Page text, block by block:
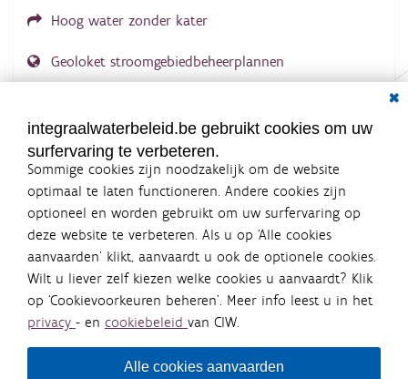
Hoog water zonder kater
Geoloket stroomgebiedbeheerplannen
LOGIN VEREIST
integraalwaterbeleid.be gebruikt cookies om uw
surfervaring te verbeteren.
Sommige cookies zijn noodzakelijk om de website
optimaal te laten functioneren. Andere cookies zijn
optioneel en worden gebruikt om uw surfervaring op
deze website te verbeteren. Als u op ‘Alle cookies
aanvaarden’ klikt, aanvaardt u ook de optionele cookies.
Wilt u liever zelf kiezen welke cookies u aanvaardt? Klik
op ‘Cookievoorkeuren beheren’. Meer info leest u in het
privacy - en cookiebeleid van CIW.
Alle cookies aanvaarden
Integraalwaterbeleid.be is een
officiële website van de Vlaamse
overheid
uitgegeven door Coördinatiecommissie Integraal
Waterbeleid
De Coördinatiecommissie Integraal Waterbeleid (CIW) is een
waterbedrijven nemen deel aan het overleg. Deze